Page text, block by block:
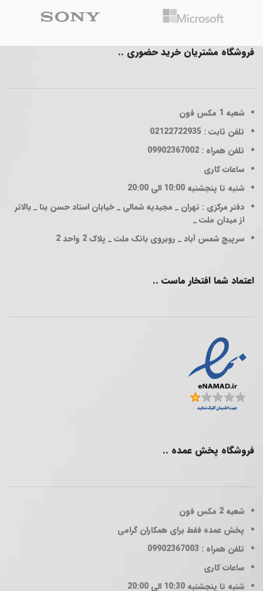
فروشگاه مشتریان خرید حضوری ..
شعبه 1
مکس فون
تلفن ثابت : 02122722935
تلفن همراه : 09902367002
ساعات کاری
شنبه تا پنجشنبه 10:00 الی 20:00
دفتر مرکزی : تهران _ مجیدیه شمالی _ خیابان استاد حسن بنا _ بالاتر
از میدان ملت _
سرپیچ شمس آباد _ روبروی بانک ملت _ پلاک 2 واحد 2
اعتماد شما افتخار ماست ..
فروشگاه پخش عمده ..
شعبه 2
مکس فون
پخش عمده فقط برای همکاران گرامی
تلفن همراه : 09902367003
ساعات کاری
شنبه تا پنجشنبه 10:30 الی 20:00